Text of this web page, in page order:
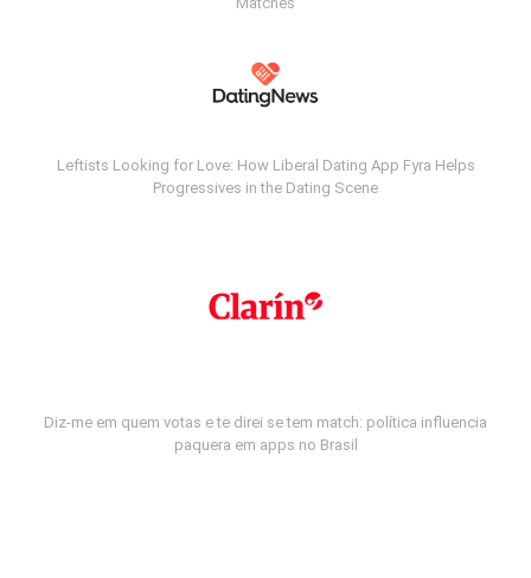
Leftists Looking for Love: How Liberal Dating App Fyra Helps
Progressives in the Dating Scene
Diz-me em quem votas e te direi se tem match: política influencia
paquera em apps no Brasil